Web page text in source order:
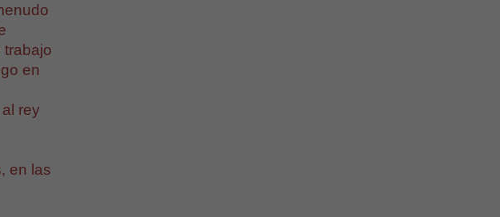
trabajo
en
rey
en las